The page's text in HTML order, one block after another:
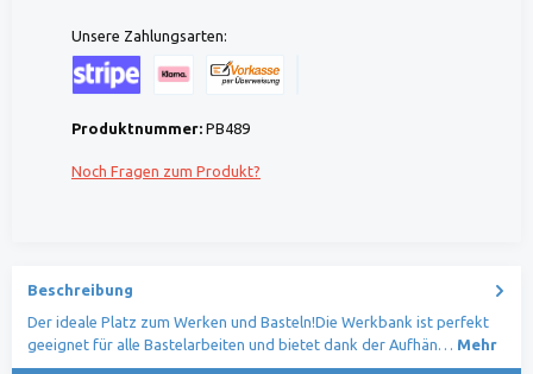
Unsere Zahlungsarten:
Produktnummer: PB489
Noch Fragen zum Produkt?
Beschreibung
Der ideale Platz zum Werken und Basteln!Die Werkbank ist perfekt
geeignet für alle Bastelarbeiten und bietet dank der Aufhän… Mehr